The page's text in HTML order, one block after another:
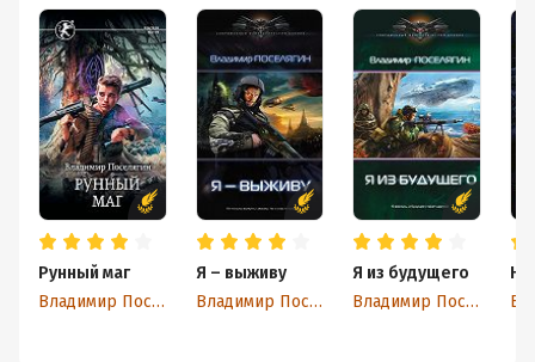
Рунный маг
Владимир Поселягин
Я – выживу
Владимир Поселягин
Я из будущего
Владимир Поселягин